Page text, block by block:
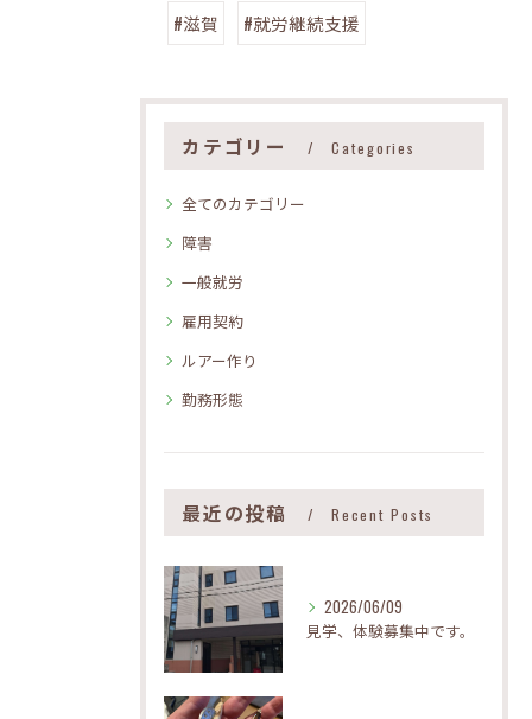
#滋賀 #就労継続支援
カテゴリー Categories
全てのカテゴリー
障害
一般就労
雇用契約
ルアー作り
勤務形態
最近の投稿 Recent Posts
2026/06/09
見学、体験募集中です。